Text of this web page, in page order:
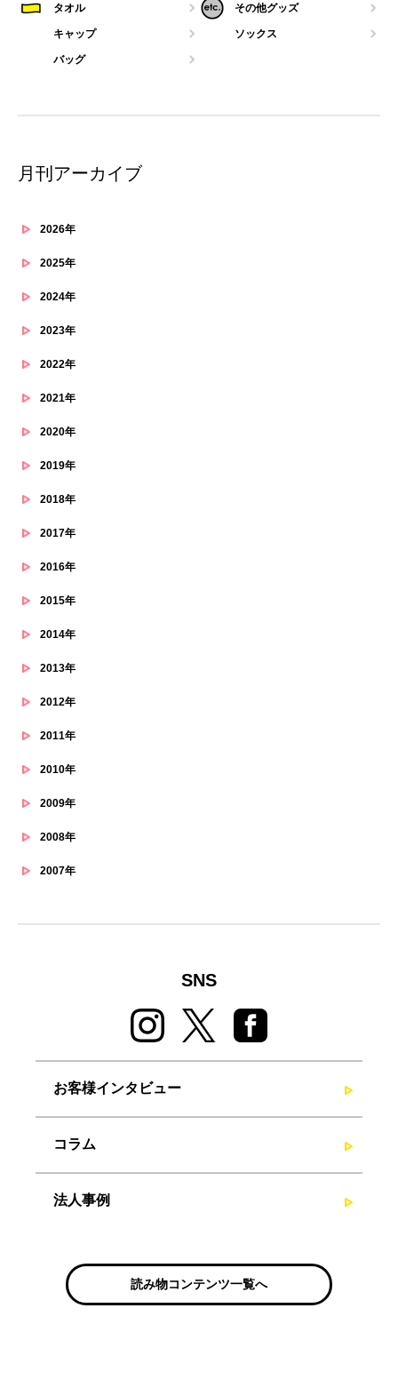
タオル その他グッズ
キャップ ソックス
バッグ
月刊アーカイブ
2026年
2025年
2024年
2023年
2022年
2021年
2020年
2019年
2018年
2017年
2016年
2015年
2014年
2013年
2012年
2011年
2010年
2009年
2008年
2007年
SNS
お客様インタビュー
コラム
法人事例
読み物コンテンツ一覧へ